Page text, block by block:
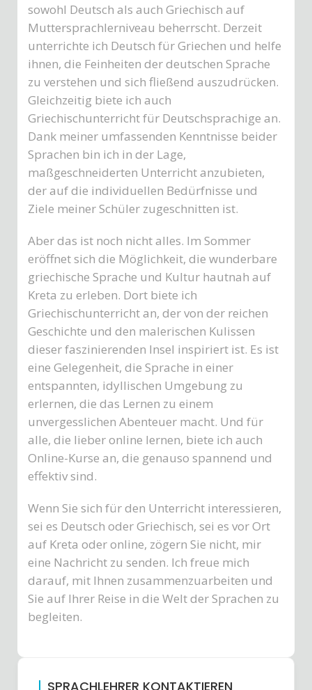
sowohl Deutsch als auch Griechisch auf
Muttersprachlerniveau beherrscht. Derzeit
unterrichte ich Deutsch für Griechen und helfe
ihnen, die Feinheiten der deutschen Sprache
zu verstehen und sich fließend auszudrücken.
Gleichzeitig biete ich auch
Griechischunterricht für Deutschsprachige an.
Dank meiner umfassenden Kenntnisse beider
Sprachen bin ich in der Lage,
maßgeschneiderten Unterricht anzubieten,
der auf die individuellen Bedürfnisse und
Ziele meiner Schüler zugeschnitten ist.
Aber das ist noch nicht alles. Im Sommer
eröffnet sich die Möglichkeit, die wunderbare
griechische Sprache und Kultur hautnah auf
Kreta zu erleben. Dort biete ich
Griechischunterricht an, der von der reichen
Geschichte und den malerischen Kulissen
dieser faszinierenden Insel inspiriert ist. Es ist
eine Gelegenheit, die Sprache in einer
entspannten, idyllischen Umgebung zu
erlernen, die das Lernen zu einem
unvergesslichen Abenteuer macht. Und für
alle, die lieber online lernen, biete ich auch
Online-Kurse an, die genauso spannend und
effektiv sind.
Wenn Sie sich für den Unterricht interessieren,
sei es Deutsch oder Griechisch, sei es vor Ort
auf Kreta oder online, zögern Sie nicht, mir
eine Nachricht zu senden. Ich freue mich
darauf, mit Ihnen zusammenzuarbeiten und
Sie auf Ihrer Reise in die Welt der Sprachen zu
begleiten.
SPRACHLEHRER KONTAKTIEREN